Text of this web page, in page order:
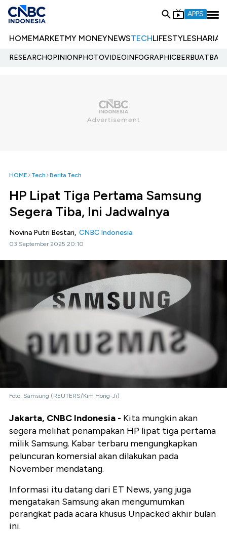
APPS
HOMEMARKETMY MONEYNEWSTECHLIFESTYLESHARIA
RESEARCHOPINIONPHOTOVIDEOINFOGRAPHIC
HOME Tech Berita Tech
HP Lipat Tiga Pertama Samsung
Segera Tiba, Ini Jadwalnya
Novina Putri Bestari, CNBC Indonesia
03 September 2025 20:10
Foto: Samsung (REUTERS/Kim Hong-Ji)
Jakarta, CNBC Indonesia - Kita mungkin akan
segera melihat penampakan HP lipat tiga pertama
milik Samsung. Kabar terbaru mengungkapkan
peluncuran komersial akan dilakukan pada
November mendatang.
Informasi itu datang dari ET News, yang juga
mengatakan Samsung akan mengumumkan
perangkat pada acara khusus Unpacked akhir bulan
ini.